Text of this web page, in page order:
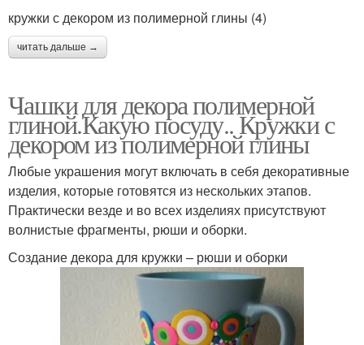
кружки с декором из полимерной глины (4)
читать дальше →
Чашки для декора полимерной
глиной.Какую посуду.. Кружки с
декором из полимерной глины
Любые украшения могут включать в себя декоративные
изделия, которые готовятся из нескольких этапов.
Практически везде и во всех изделиях присутствуют
волнистые фрагменты, рюши и оборки.
Создание декора для кружки – рюши и оборки